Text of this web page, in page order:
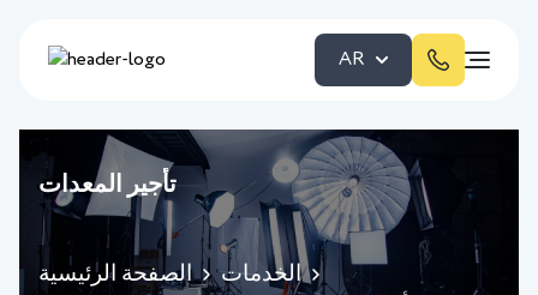
AR
تأجير المعدات
الصفحة الرئيسية
الخدمات